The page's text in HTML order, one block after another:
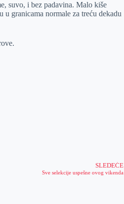
suvo, i bez padavina. Malo kiše
granicama normale za treću dekadu
SLEDEĆE
Sve selekcije uspešne ovog vikenda